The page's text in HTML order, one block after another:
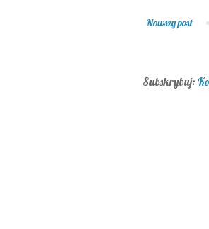
Nowszy post
Subskrybuj: